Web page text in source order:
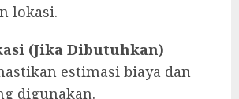
lokasi.
(Jika Dibutuhkan)
estimasi biaya dan
digunakan.